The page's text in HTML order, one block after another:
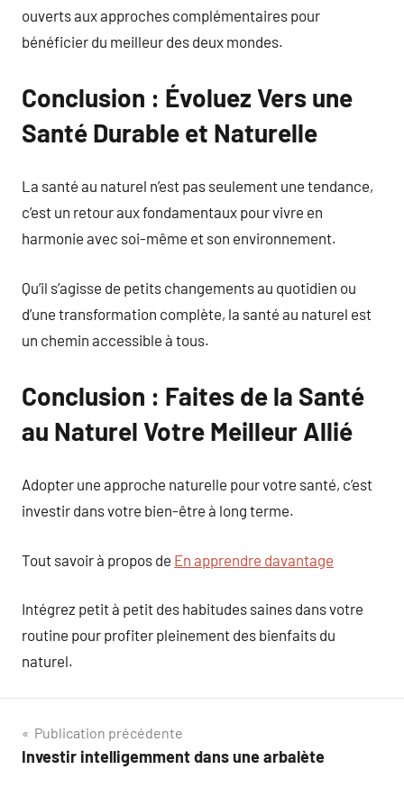
ouverts aux approches complémentaires pour
bénéficier du meilleur des deux mondes.
Conclusion : Évoluez Vers une
Santé Durable et Naturelle
La santé au naturel n’est pas seulement une tendance,
c’est un retour aux fondamentaux pour vivre en
harmonie avec soi-même et son environnement.
Qu’il s’agisse de petits changements au quotidien ou
d’une transformation complète, la santé au naturel est
un chemin accessible à tous.
Conclusion : Faites de la Santé
au Naturel Votre Meilleur Allié
Adopter une approche naturelle pour votre santé, c’est
investir dans votre bien-être à long terme.
Tout savoir à propos de En apprendre davantage
Intégrez petit à petit des habitudes saines dans votre
routine pour profiter pleinement des bienfaits du
naturel.
Navigation
de
Publication précédente
Investir intelligemment dans une arbalète